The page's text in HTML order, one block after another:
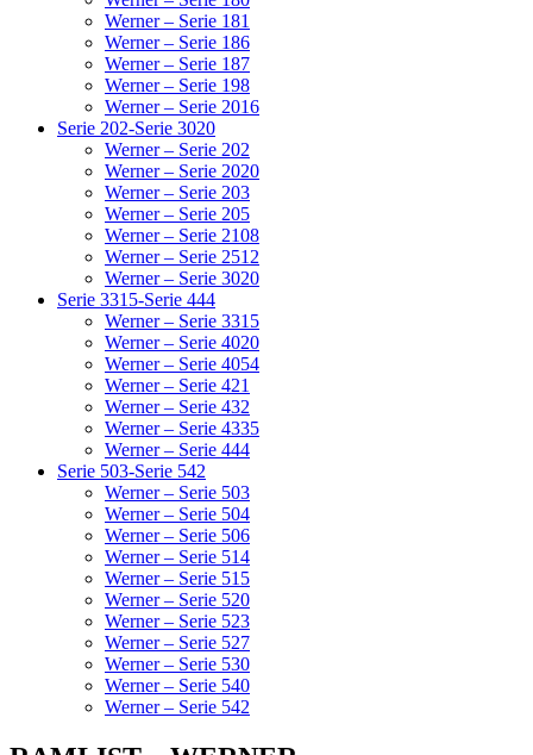
Werner – Serie 181
Werner – Serie 186
Werner – Serie 187
Werner – Serie 198
Werner – Serie 2016
Serie 202-Serie 3020
Werner – Serie 202
Werner – Serie 2020
Werner – Serie 203
Werner – Serie 205
Werner – Serie 2108
Werner – Serie 2512
Werner – Serie 3020
Serie 3315-Serie 444
Werner – Serie 3315
Werner – Serie 4020
Werner – Serie 4054
Werner – Serie 421
Werner – Serie 432
Werner – Serie 4335
Werner – Serie 444
Serie 503-Serie 542
Werner – Serie 503
Werner – Serie 504
Werner – Serie 506
Werner – Serie 514
Werner – Serie 515
Werner – Serie 520
Werner – Serie 523
Werner – Serie 527
Werner – Serie 530
Werner – Serie 540
Werner – Serie 542